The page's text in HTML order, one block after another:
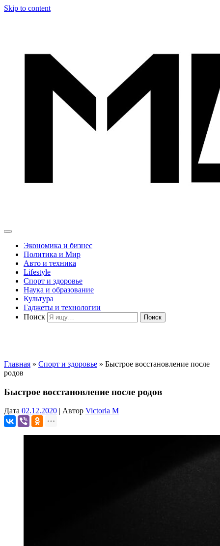
Skip to content
Экономика и бизнес
Политика и Мир
Авто и техника
Lifestyle
Спорт и здоровье
Наука и образование
Культура
Гаджеты и технологии
Поиск
Главная » Спорт и здоровье » Быстрое восстановление после
родов
Быстрое восстановление после родов
Дата 02.12.2020 | Автор Victoria M